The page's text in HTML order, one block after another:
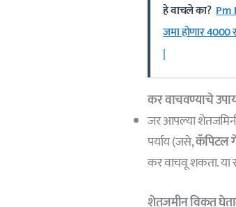
हे वाचले का? Pm
जमा होणार 4000
|
कर वाचवण्याचे
जर आपल्या
पर्याय (जसे,कॅपिटल
कर वाचवू शकता. या
शेतजमीन विकत